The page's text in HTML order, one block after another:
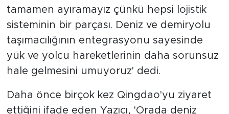
tamamen ayıramayız çünkü hepsi lojistik
sisteminin bir parçası. Deniz ve demiryolu
taşımacılığının entegrasyonu sayesinde
yük ve yolcu hareketlerinin daha sorunsuz
hale gelmesini umuyoruz' dedi.
Daha önce birçok kez Qingdao'yu ziyaret
ettiğini ifade eden Yazıcı, 'Orada deniz